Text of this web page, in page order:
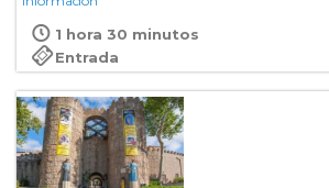
1 hora 30 minutos
Entrada